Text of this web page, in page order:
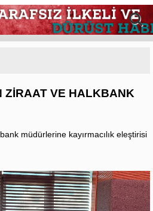
ZİRAAT VE HALKBANK
müdürlerine kayırmacılık eleştirisi